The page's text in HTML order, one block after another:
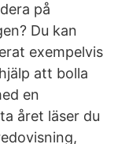
på
Du kan
exempelvis
att bolla
en
året läser du